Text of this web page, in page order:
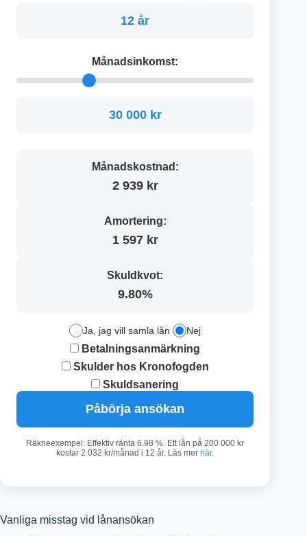
12 år
Månadsinkomst:
30 000 kr
Månadskostnad:
2 939 kr
Amortering:
1 597 kr
Skuldkvot:
9.80%
Ja, jag vill samla lån Nej
Betalningsanmärkning
Skulder hos Kronofogden
Skuldsanering
Påbörja ansökan
Räkneexempel: Effektiv ränta 6.98 %. Ett lån på 200 000 kr
kostar 2 032 kr/månad i 12 år. Läs mer här.
Vanliga misstag vid lånansökan